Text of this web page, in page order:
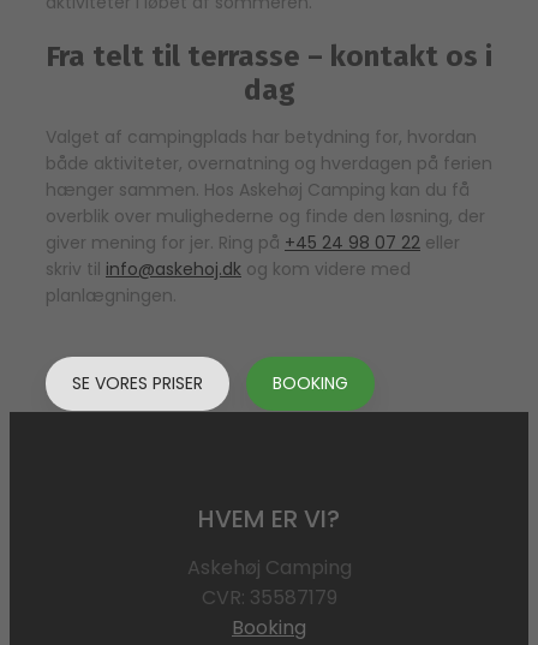
Fra telt til terrasse – kontakt os i
dag
Valget af campingplads har betydning for, hvordan
både aktiviteter, overnatning og hverdagen på ferien
hænger sammen. Hos Askehøj Camping kan du få
overblik over mulighederne og finde den løsning, der
giver mening for jer. Ring på +45 24 98 07 22 eller
skriv til info@askehoj.dk og kom videre med
planlægningen.
SE VORES PRISER BOOKING
HVEM ER VI?
Askehøj Camping
CVR: 35587179
Booking